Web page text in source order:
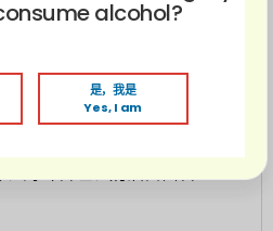
批数量有限 ！
alcohol?
是，我是
Yes, I am